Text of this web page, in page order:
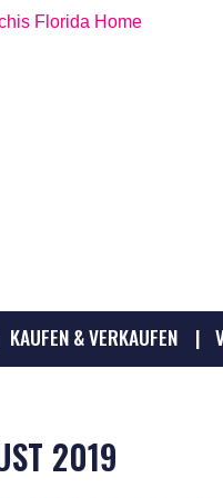
KAUFEN & VERKAUFEN
2019